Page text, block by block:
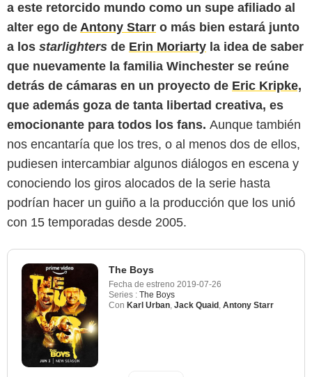
a este retorcido mundo como un supe afiliado al
alter ego de Antony Starr o más bien estará junto
a los starlighters de Erin Moriarty la idea de saber
que nuevamente la familia Winchester se reúne
detrás de cámaras en un proyecto de Eric Kripke,
que además goza de tanta libertad creativa, es
emocionante para todos los fans. Aunque también
nos encantaría que los tres, o al menos dos de ellos,
pudiesen intercambiar algunos diálogos en escena y
conociendo los giros alocados de la serie hasta
podrían hacer un guiño a la producción que los unió
con 15 temporadas desde 2005.
The Boys
Fecha de estreno 2019-07-26
Series : The Boys
Con Karl Urban, Jack Quaid , Antony Starr